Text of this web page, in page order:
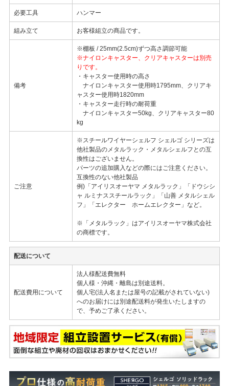
必要工具 ハンマー
組み立て お客様組立の商品です。
備考
※棚板 / 25mm(2.5cm)ずつ高さ調節可能
※ナイロンキャスター、クリアキャスターは別売
りです。
・キャスター使用時の高さ
ナイロンキャスター使用時1795mm、クリアキ
ャスター使用時1820mm
・キャスター走行時の耐荷重
ナイロンキャスター50kg、クリアキャスター80
kg
ご注意
※スチールワイヤーシェルフ シェルゴ シリーズは
他社製品のメタルラック・メタルシェルフとの互
換性はございません。
パーツの追加購入などの際にはご注意ください。
互換性のない他社製品
例)「アイリスオーヤマ メタルラック」「ドウシシ
ャ ルミナススチールラック」「山善 メタルシェル
フ」「エレクター ホームエレクター」など。
※「メタルラック」はアイリスオーヤマ株式会社
の商標です。
配送について
配送費用について
法人様配送費無料
個人様・沖縄・離島は別途送料。
個人宅(法人名または屋号の記載がされていない)
へのお届けには別途配送料が発生いたしますの
で、予めご了承ください。